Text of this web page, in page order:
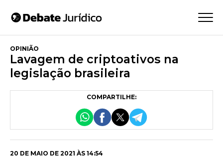
OPINIÃO
Lavagem de criptoativos na
legislação brasileira
COMPARTILHE:
20 DE MAIO DE 2021 ÀS 14:54